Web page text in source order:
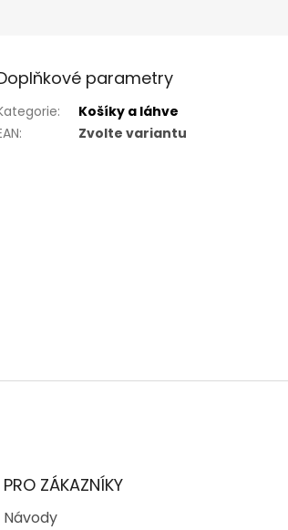
parametry
:
Košíky a láhve
: Zvolte variantu
PRO ZÁKAZNÍKY
Návody